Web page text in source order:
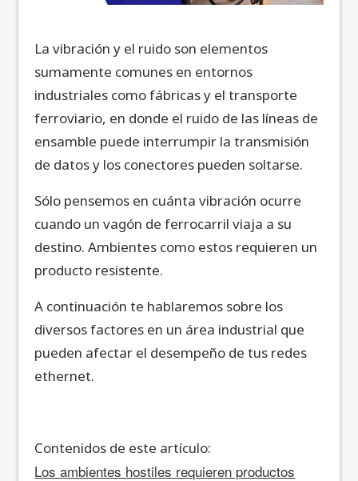
La vibración y el ruido son elementos
sumamente comunes en entornos
industriales como fábricas y el transporte
ferroviario, en donde el ruido de las líneas de
ensamble puede interrumpir la transmisión
de datos y los conectores pueden soltarse.
Sólo pensemos en cuánta vibración ocurre
cuando un vagón de ferrocarril viaja a su
destino. Ambientes como estos requieren un
producto resistente.
A continuación te hablaremos sobre los
diversos factores en un área industrial que
pueden afectar el desempeño de tus redes
ethernet.
Contenidos de este artículo:
Los ambientes hostiles requieren productos